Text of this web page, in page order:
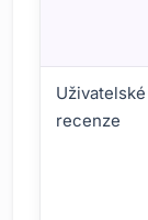
Uživatelské
recenze